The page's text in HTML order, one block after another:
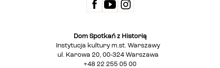
Dom Spotkań z Historią
Instytucja kultury m.st. Warszawy
ul. Karowa 20, 00-324 Warszawa
+48 22 255 05 00